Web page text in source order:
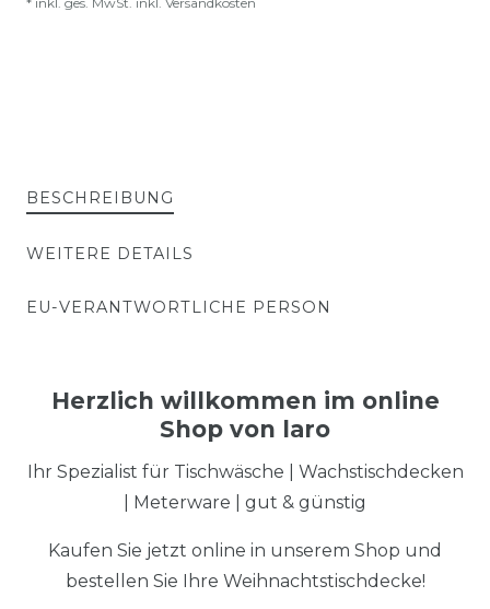
BESCHREIBUNG
WEITERE DETAILS
EU-VERANTWORTLICHE PERSON
Herzlich willkommen im online
Shop von laro
Ihr Spezialist für Tischwäsche | Wachstischdecken
| Meterware | gut & günstig
Kaufen Sie jetzt online in unserem Shop und
bestellen Sie Ihre Weihnachtstischdecke!